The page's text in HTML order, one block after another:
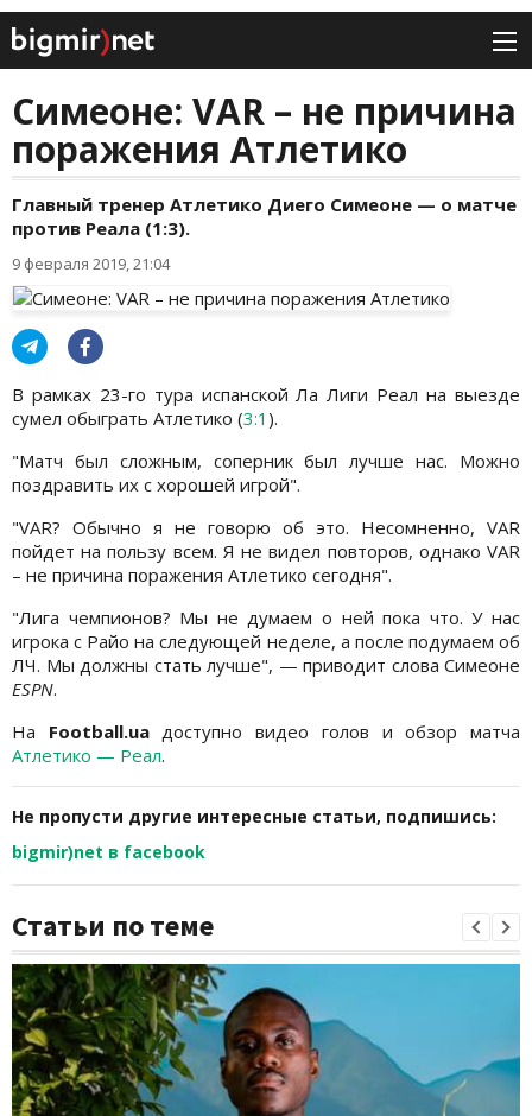
Симеоне: VAR – не причина
поражения Атлетико
Главный тренер Атлетико Диего Симеоне — о матче
против Реала (1:3).
9 февраля 2019, 21:04
В рамках 23-го тура испанской Ла Лиги Реал на выезде
сумел обыграть Атлетико (3:1 ).
"Матч был сложным, соперник был лучше нас. Можно
поздравить их с хорошей игрой".
"VAR? Обычно я не говорю об это. Несомненно, VAR
пойдет на пользу всем. Я не видел повторов, однако VAR
– не причина поражения Атлетико сегодня".
"Лига чемпионов? Мы не думаем о ней пока что. У нас
игрока с Райо на следующей неделе, а после подумаем об
ЛЧ. Мы должны стать лучше", — приводит слова Симеоне
ESPN.
На Football.uaдоступно видео голов и обзор матча
Атлетико — Реал.
Не пропусти другие интересные статьи, подпишись:
bigmir)net в facebook
Статьи по теме